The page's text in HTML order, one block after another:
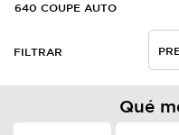
640 COUPE AUTO
FILTRAR
Qué